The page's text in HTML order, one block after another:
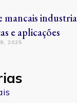
mancais
e aplicações
2025